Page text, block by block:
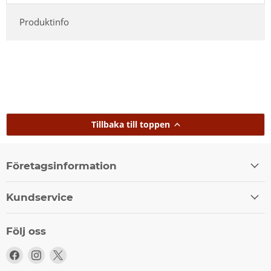
Produktinfo
Tillbaka till toppen
Företagsinformation
Kundservice
Följ oss
Följ
Följ